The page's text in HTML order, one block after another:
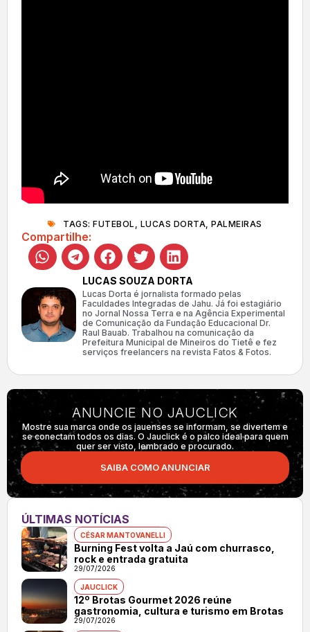
TAGS:FUTEBOL LUCAS DORTA ,PALMEIRAS
Compartilhe:
LUCAS SOUZA DORTA
Lucas Dorta é jornalista formado pelas
Faculdades Integradas de Jahu. Já foi estagiário
no Jornal Nossa Terra e na Agência Experimental
de Comunicação da Fundação Educacional Dr.
Raul Bauab. Trabalhou na comunicação da
Prefeitura Municipal de Mineiros do Tietê e fez
serviços freelancers na revista Fatos & Fotos.
ANUNCIE NO JAUCLICK
Mostre sua marca onde os jauenses se informam, se divertem e
se conectam todos os dias. O Jauclick é o palco ideal para quem
quer ser visto, lembrado e procurado.
SAIBA COMO ANUNCIAR
ÚLTIMAS NOTÍCIAS
CÉSAR MANTOVANELLI
Burning Fest volta a Jaú com churrasco,
rock e entrada gratuita
29/07/2026
JAUCLICK
12º Brotas Gourmet 2026 reúne
gastronomia, cultura e turismo em Brotas
29/07/2026